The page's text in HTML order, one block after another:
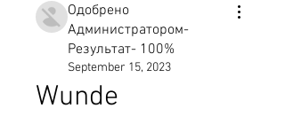
Одобрено
Администратором-
Результат- 100%
September 15, 2023
Wunde